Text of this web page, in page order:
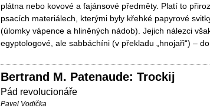
plátna nebo kovové a fajánsové předměty. Platí to
psacích materiálech, kterými byly křehké papyrové
(úlomky vápence a hliněných nádob). Jejich nálezci
egyptologové, ale sabbáchíni (v překladu „hnojaři“) –
Bertrand M. Patenaude: Trockij
Pád revolucionáře
Pavel Vodička